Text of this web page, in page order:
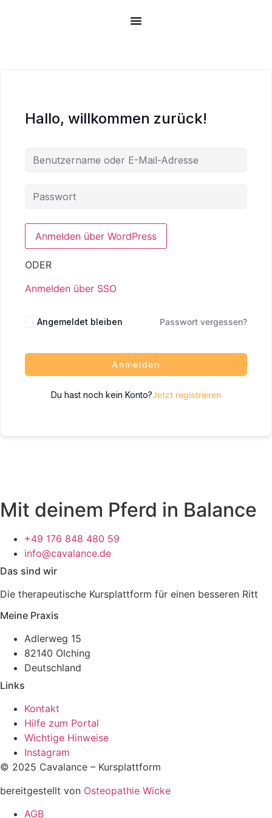
Hallo, willkommen zurück!
ODER
Anmelden über SSO
Angemeldet bleiben Passwort vergessen?
Anmelden
Du hast noch kein Konto?Jetzt registrieren
Mit deinem Pferd in Balance
+49 176 848 480 59
info@cavalance.de
Das sind wir
Die therapeutische Kursplattform für einen besseren Ritt
Meine Praxis
Adlerweg 15
82140 Olching
Deutschland
Links
Kontakt
Hilfe zum Portal
Wichtige Hinweise
Instagram
© 2025 Cavalance – Kursplattform
bereitgestellt von Osteopathie Wicke
AGB